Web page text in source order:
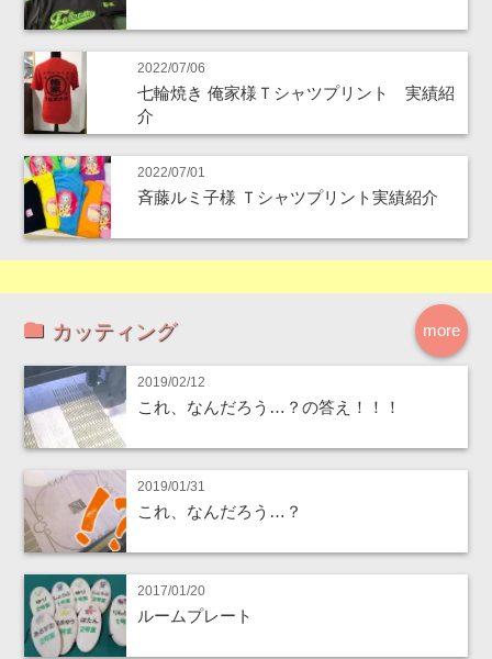
2022/07/06
七輪焼き 俺家様Ｔシャツプリント 実績紹
介
2022/07/01
斉藤ルミ子様 Ｔシャツプリント実績紹介
more
カッティング
2019/02/12
これ、なんだろう…？の答え！！！
2019/01/31
これ、なんだろう…？
2017/01/20
ルームプレート